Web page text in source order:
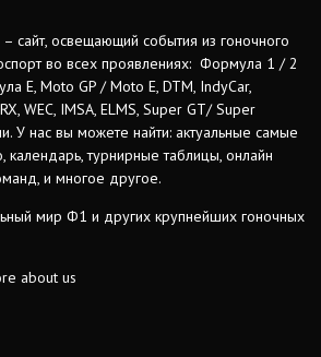
– сайт, освещающий события из гоночного
во всех проявлениях: Формула 1 / 2
Е, Moto GP / Moto E, DTM, IndyCar,
WEC, IMSA, ELMS, Super GT/ Super
У нас вы можете найти: актуальные самые
календарь, турнирные таблицы, онлайн
и многое другое.
мир Ф1 и других крупнейших гоночных
about us